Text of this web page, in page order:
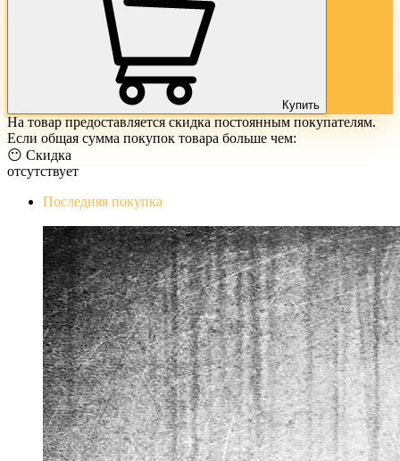
Купить
На товар предоставляется скидка постоянным покупателям.
Если общая сумма покупок товара больше чем:
😶 Скидка
отсутствует
Последняя покупка